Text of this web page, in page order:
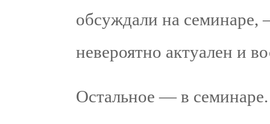
обсуждали на семинаре,
невероятно актуален и
Остальное — в семинаре.